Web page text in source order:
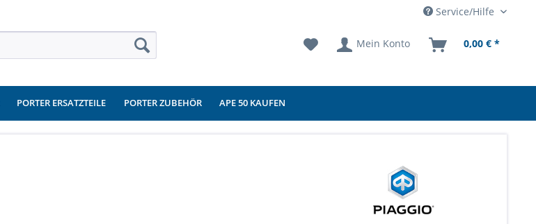
Service/Hilfe
Mein Konto 0,00 € *
PORTER ERSATZTEILE PORTER ZUBEHÖR APE 50 KAUFEN